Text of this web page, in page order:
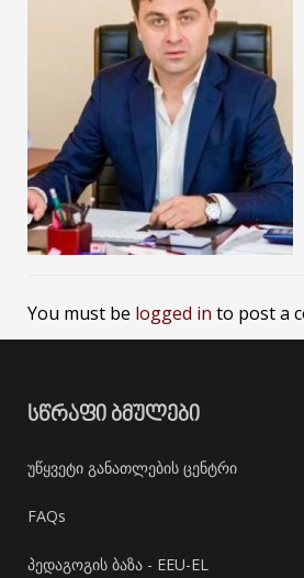
You must be logged in to post a
ᲡᲬᲠᲐᲤᲘ ᲑᲛᲣᲚᲔᲑᲘ
უწყვეტი განათლების ცენტრი
FAQs
პედაგოგის ბაზა - EEU-EL